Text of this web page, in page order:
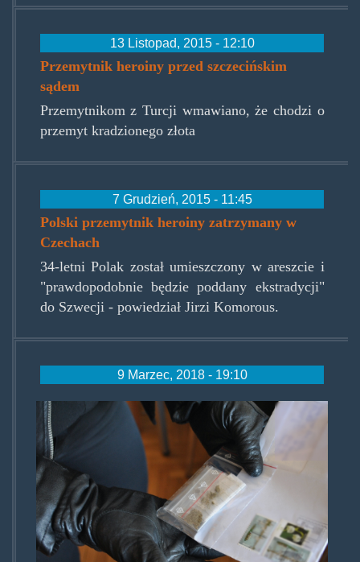
13 Listopad, 2015 - 12:10
Przemytnik heroiny przed szczecińskim
sądem
Przemytnikom z Turcji wmawiano, że chodzi o
przemyt kradzionego złota
7 Grudzień, 2015 - 11:45
Polski przemytnik heroiny zatrzymany w
Czechach
34-letni Polak został umieszczony w areszcie i
"prawdopodobnie będzie poddany ekstradycji"
do Szwecji - powiedział Jirzi Komorous.
9 Marzec, 2018 - 19:10